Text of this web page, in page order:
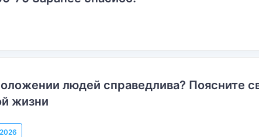
людей справедлива? Поясните
жизни